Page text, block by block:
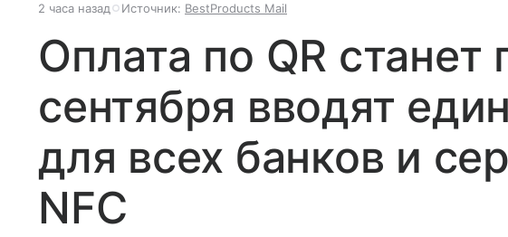
2 часа назад Источник: BestProducts Mail
Оплата по QR
сентября вводят
для всех банков и
NFC